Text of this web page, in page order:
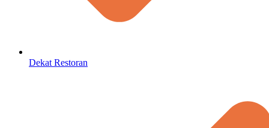
Dekat Restoran